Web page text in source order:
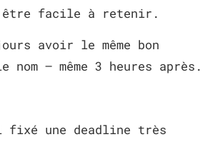
être facile à retenir.
avoir le même bon
– même 3 heures après.
fixé une deadline très